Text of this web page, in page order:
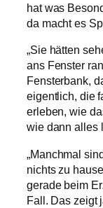
hat was
da macht es
„Sie hätten
ans Fenster
Fensterbank,
eigentlich, die
erleben, wie
wie dann alles
„Manchmal
nichts zu
gerade beim
Fall. Das zeigt